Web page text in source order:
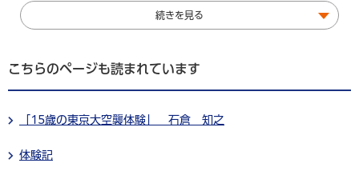
続きを見る
こちらのページも読まれています
「15歳の東京大空襲体験」 石倉 知之
体験記